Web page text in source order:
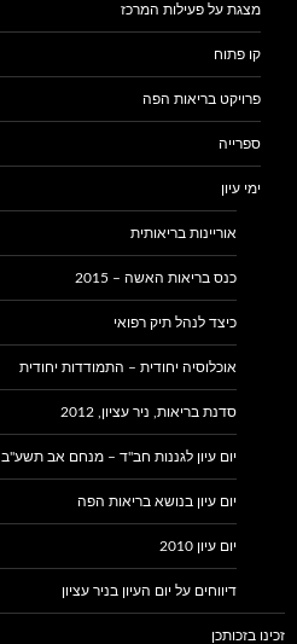
מצגת על פעילות המרכז
קו פתוח
פרויקט בריאות הפה
ספרייה
ימי עיון
אוריינות בריאותית
כנס בריאות האשה – 2015
כיצד לנהל תיק רפואי
אוכלוסיה יחודית – התמודדות יחודית
סדנת בריאות, ניר עציון, 2012
יום עיון לגננות חב"ד – מנחם אב תשע"ב
יום עיון בנושא בריאות הפה
יום עיון 2010
דיווחים על יום העיון בניר עציון
זכינו בזכותכן